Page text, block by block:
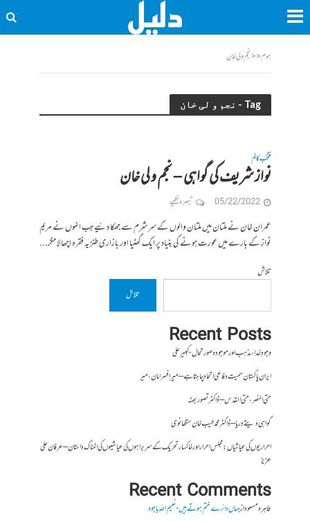
ہوم<<نجم و لی خان
Tag - نجم و لی خان
منتخب کالم
نواز شریف کی گواہی – نجم و لی خان
05/22/2022 تبصرہ لکھیے
عمران خان نے ملتان میں ملتان والوں کے سر شرم سے جھکا دئیے جب انہوں نے مریم
نواز کے بارے میں عورت ہونے کی بنیاد پر ایک گھٹیا اور بازاری طنزیہ فقرہ اچھالا مگر...
تلاش
تلاش
Recent Posts
وجودِ خدا، مذہب اور موجودہ صورتحال- کبیر علی
ایران پاکستان سمیت دفاعی اتحاد چاہتا ہے – میر افسر امان،میر
حتی النصر ، حتی القدس – ڈاکٹر تصور بھٹہ
گواہی دیتے دریا – ڈاکٹر محمد طیب خان سنگھانوی
احراریوں کی عیاشیاں : مجلس احرار اور خاکسار تحریک کے سربراہوں کی عیاشیوں کی المناک داستان – عرفان علی
عزیز
Recent Comments
طاہرہ مسعودازجہاں دائرے ختم ہوتے ہیں- نعیم اللہ باجوہ